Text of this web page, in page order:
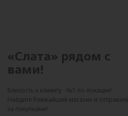
«Слата» рядом с
вами!
Близость к клиенту - №1 по локации!
Найдите ближайший магазин и
за покупками!